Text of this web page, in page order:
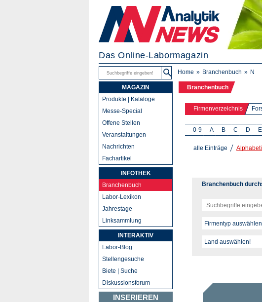
Das Online-Labormagazin
Home Branchenbuch N
Branchenbuch
Firmenverzeichnis
0-9 A B C D E
alle Einträge
Branchenbuch
MAGAZIN
Produkte | Kataloge
Messe-Special
Offene Stellen
Veranstaltungen
Nachrichten
Fachartikel
INFOTHEK
Branchenbuch
Labor-Lexikon
Jahrestage
Linksammlung
INTERAKTIV
Labor-Blog
Stellengesuche
Biete | Suche
Diskussionsforum
INSERIEREN